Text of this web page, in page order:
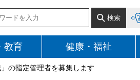
教育 健康・福祉
の指定管理者を募集します